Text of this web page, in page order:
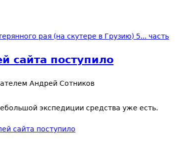
рая (на cкутере в Грузию) 5... часть
сайта поступило
Андрей Сотников
экспедиции средства уже есть.
сайта поступило